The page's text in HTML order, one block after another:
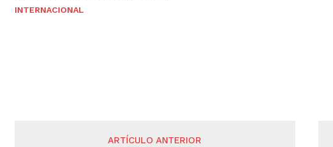
INTERNACIONAL
ARTÍCULO ANTERIOR